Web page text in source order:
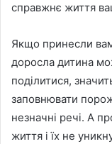
справжнє життя
Якщо принесли
доросла дитина
поділитися,
заповнювати
незначні речі. А
життя і їх не